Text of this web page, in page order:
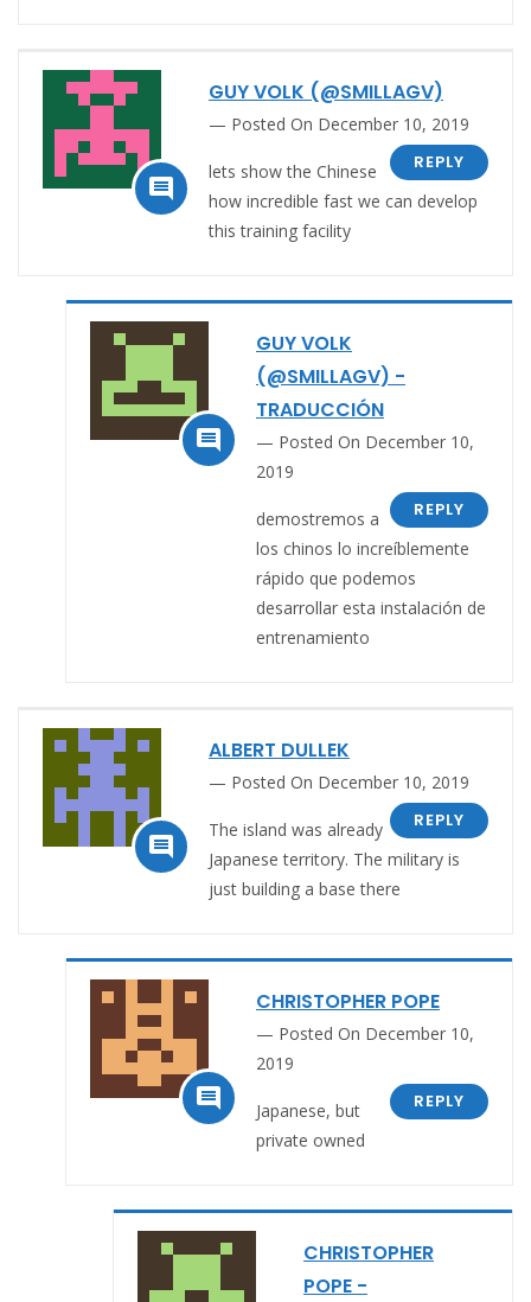

GUY VOLK (@SMILLAGV)
Posted On December 10, 2019
REPLY
lets show the Chinese
how incredible fast we can develop
this training facility

GUY VOLK
(@SMILLAGV) -
TRADUCCIÓN
Posted On December 10,
2019
REPLY
demostremos a
los chinos lo increíblemente
rápido que podemos
desarrollar esta instalación de
entrenamiento

ALBERT DULLEK
Posted On December 10, 2019
REPLY
The island was already
Japanese territory. The military is
just building a base there

CHRISTOPHER POPE
Posted On December 10,
2019
REPLY
Japanese, but
private owned
CHRISTOPHER
POPE -